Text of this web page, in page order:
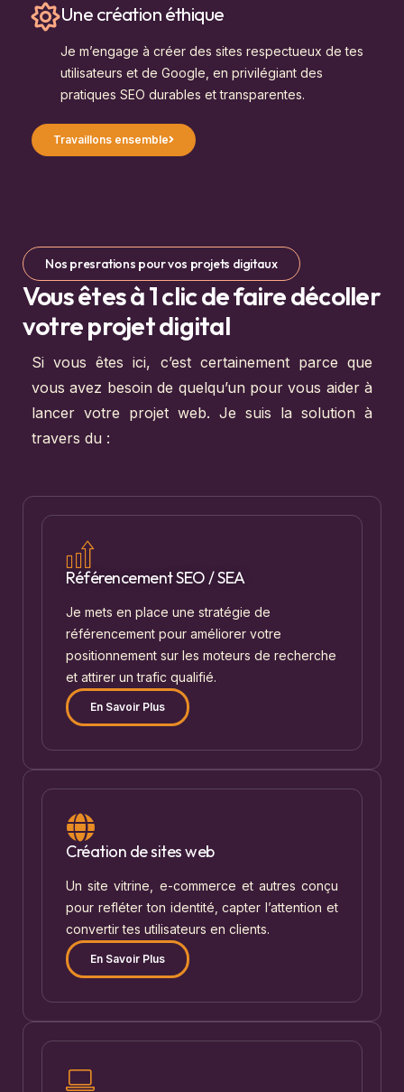
Une création éthique
Je m’engage à créer des sites respectueux de tes
utilisateurs et de Google, en privilégiant des
pratiques SEO durables et transparentes.
Travaillons ensemble
Nos presrations pour vos projets digitaux
Vous êtes à 1 clic de faire décoller
votre projet digital
Si vous êtes ici, c’est certainement parce que
vous avez besoin de quelqu’un pour vous aider à
lancer votre projet web. Je suis la solution à
travers du :
Création de sites web
Un site vitrine, e-commerce et autres conçu
pour refléter ton identité, capter l’attention et
convertir tes utilisateurs en clients.
En Savoir Plus
Référencement SEO / SEA
Je mets en place une stratégie de
référencement pour améliorer votre
positionnement sur les moteurs de recherche
et attirer un trafic qualifié.
En Savoir Plus